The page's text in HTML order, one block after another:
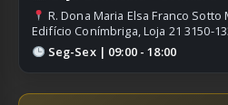
R. Dona Maria Elsa Franco Sotto
Edifício Conímbriga, Loja 21 3150-
Seg-Sex | 09:00 - 18:00